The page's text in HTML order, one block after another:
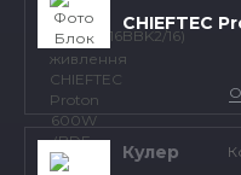
CHIEFTEC
Кулер